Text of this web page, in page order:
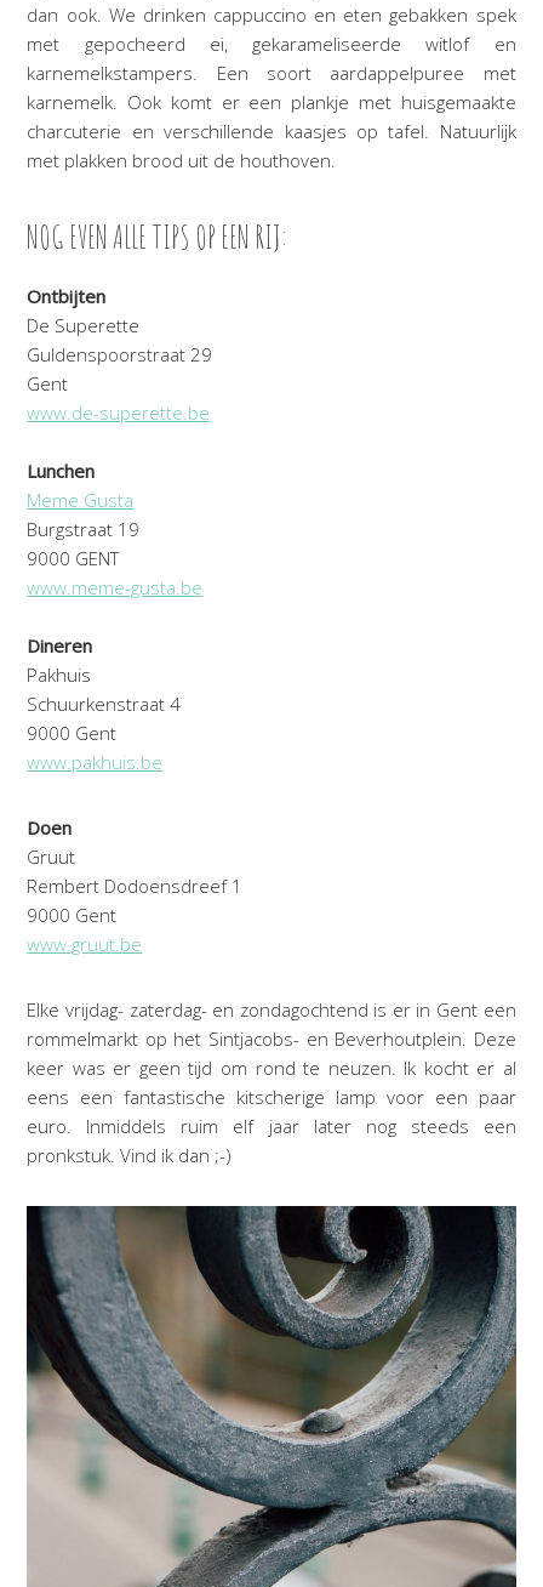
dan ook. We drinken cappuccino en eten gebakken spek
met gepocheerd ei, gekarameliseerde witlof en
karnemelkstampers. Een soort aardappelpuree met
karnemelk. Ook komt er een plankje met huisgemaakte
charcuterie en verschillende kaasjes op tafel. Natuurlijk
met plakken brood uit de houthoven.
NOG EVEN ALLE TIPS OP EEN RIJ:
Ontbijten
De Superette
Guldenspoorstraat 29
Gent
www.de-superette.be
Lunchen
Meme Gusta
Burgstraat 19
9000 GENT
www.meme-gusta.be
Dineren
Pakhuis
Schuurkenstraat 4
9000 Gent
www.pakhuis.be
Doen
Gruut
Rembert Dodoensdreef 1
9000 Gent
www.gruut.be
Elke vrijdag- zaterdag- en zondagochtend is er in Gent een
rommelmarkt op het Sintjacobs- en Beverhoutplein. Deze
keer was er geen tijd om rond te neuzen. Ik kocht er al
eens een fantastische kitscherige lamp voor een paar
euro. Inmiddels ruim elf jaar later nog steeds een
pronkstuk. Vind ik dan ;-)